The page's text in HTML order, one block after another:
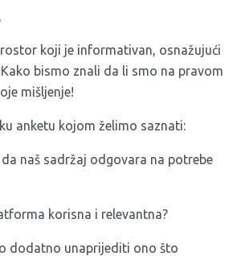
koji je informativan, osnažujući
bismo znali da li smo na pravom
mišljenje!
anketu kojom želimo saznati:
naš sadržaj odgovara na potrebe
korisna i relevantna?
dodatno unaprijediti ono što